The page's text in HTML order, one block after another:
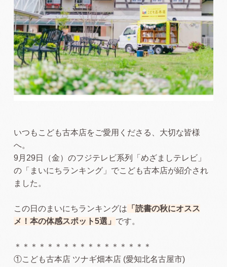
いつもこども古本店をご愛用くださる、大切な皆様
へ。
9月29日（金）のフジテレビ系列「めざましテレビ」
の「まいにちランキング」でこども古本店が紹介され
ました。
この日のまいにちランキングは 「読書の秋にオスス
メ！本の体感スポット5選」 です。
＊＊＊＊＊＊＊＊＊＊＊＊＊＊＊＊＊
①こども古本店 ツナギ畑本店 (愛知北名古屋市)